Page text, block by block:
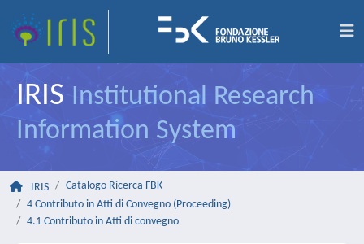
IRIS Institutional Research
Information System
IRIS
Catalogo Ricerca FBK
4 Contributo in Atti di Convegno (Proceeding)
4.1 Contributo in Atti di convegno